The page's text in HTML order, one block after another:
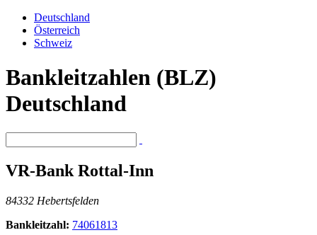
Deutschland
Österreich
Schweiz
Bankleitzahlen (BLZ)
Deutschland
VR-Bank Rottal-Inn
84332 Hebertsfelden
Bankleitzahl: 74061813